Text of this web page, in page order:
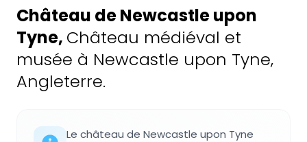
Château de Newcastle upon
Tyne, Château médiéval et
musée à Newcastle upon Tyne,
Angleterre.
Le château de Newcastle upon Tyne